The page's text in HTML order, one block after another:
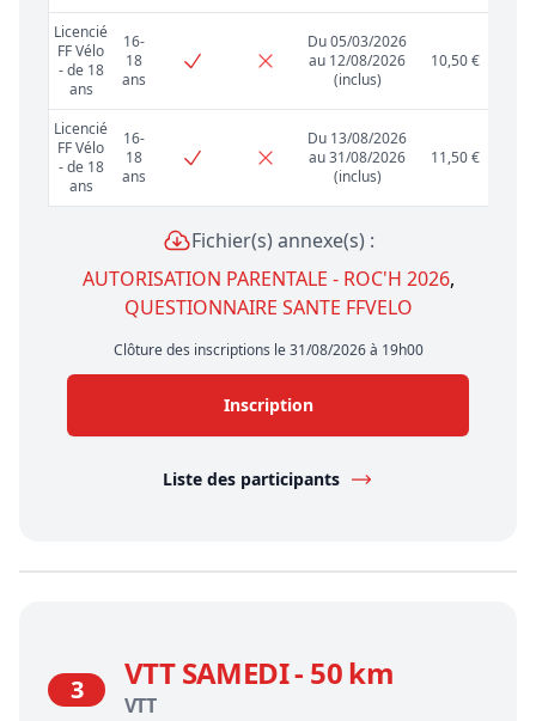
Licencié
FF Vélo
- de 18
ans
16-
18
ans
Du 05/03/2026
au 12/08/2026
(inclus)
10,50 €
Licencié
FF Vélo
- de 18
ans
16-
18
ans
Du 13/08/2026
au 31/08/2026
(inclus)
11,50 €
Fichier(s) annexe(s) :
AUTORISATION PARENTALE - ROC'H 2026,
QUESTIONNAIRE SANTE FFVELO
Clôture des inscriptions le 31/08/2026 à 19h00
Inscription
Liste des participants
3 VTT SAMEDI - 50 km
VTT